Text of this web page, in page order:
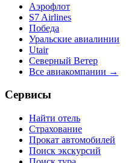
Аэрофлот
S7 Airlines
Победа
Уральские авиалинии
Utair
Северный Ветер
Все авиакомпании →
Сервисы
Найти отель
Страхование
Прокат автомобилей
Поиск экскурсий